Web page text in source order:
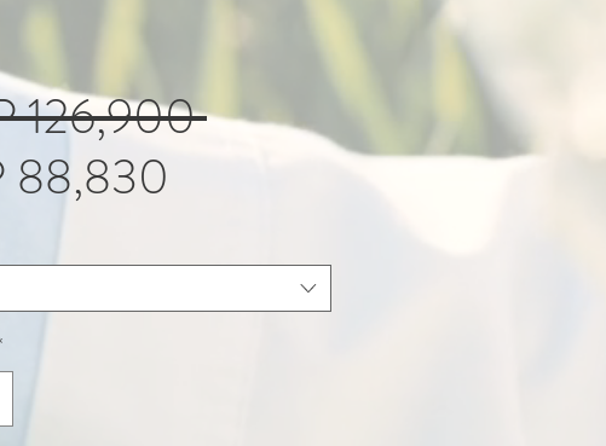
126,900 Regular
88,830